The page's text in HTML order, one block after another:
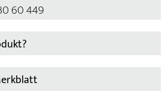
60 449